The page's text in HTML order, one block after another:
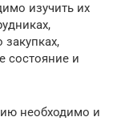
изучить их
состояние и
необходимо и